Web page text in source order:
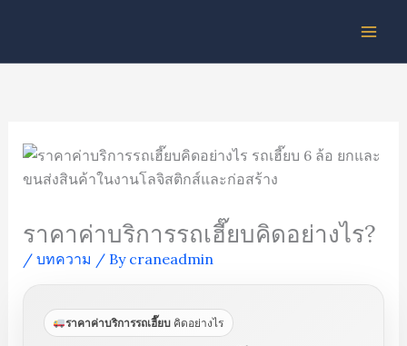
content
ราคาค่าบริการรถเฮี๊ยบคิดอย่างไร?
/ บทความ / By craneadmin
ราคาค่าบริการรถเฮี๊ยบ คิดอย่างไร